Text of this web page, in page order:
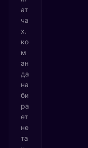
ат
ча
х.
ко
м
ан
да
на
би
ра
ет
не
та